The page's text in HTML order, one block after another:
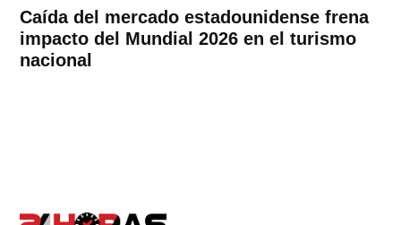
Caída del mercado estadounidense frena
impacto del Mundial 2026 en el turismo
nacional